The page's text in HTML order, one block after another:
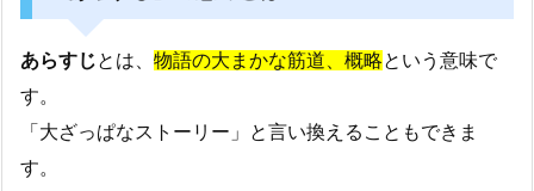
あらすじとは、 物語の大まかな筋道、概略という意味で
す。
「大ざっぱなストーリー」と言い換えることもできま
す。